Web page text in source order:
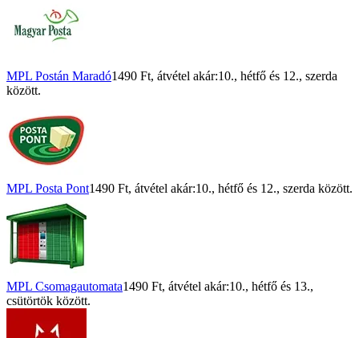
MPL Postán Maradó1490 Ft, átvétel akár:10., hétfő és 12., szerda
között.
MPL Posta Pont1490 Ft, átvétel akár:10., hétfő és 12., szerda között.
MPL Csomagautomata1490 Ft, átvétel akár:10., hétfő és 13.,
csütörtök között.